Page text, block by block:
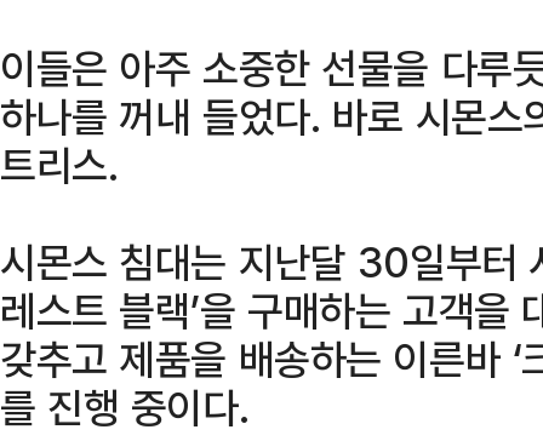
이들은 아주 소중한 선물을 다루
하나를 꺼내 들었다. 바로 시몬스
트리스.
시몬스 침대는 지난달 30일부터
레스트 블랙’을 구매하는 고객을
갖추고 제품을 배송하는 이른바
를 진행 중이다.